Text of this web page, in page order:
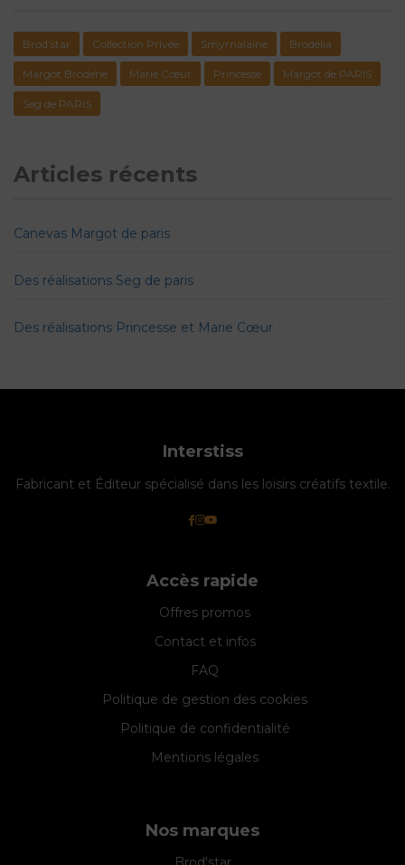
Brod’star Collection Privée Smyrnalaine Brodélia
Margot Broderie Marie Cœur Princesse Margot de PARIS
Seg de PARIS
Articles récents
Canevas Margot de paris
Des réalisations Seg de paris
Des réalisations Princesse et Marie Cœur
Interstiss
Fabricant et Éditeur spécialisé dans les loisirs créatifs textile.
Accès rapide
Offres promos
Contact et infos
FAQ
Politique de gestion des cookies
Politique de confidentialité
Mentions légales
Nos marques